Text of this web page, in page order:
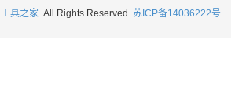
工具之家. All Rights Reserved. 苏ICP备14036222号